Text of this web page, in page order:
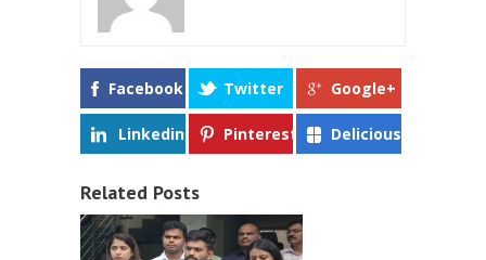
Facebook Twitter Google+
Linkedin Pinterest Delicious
Related Posts